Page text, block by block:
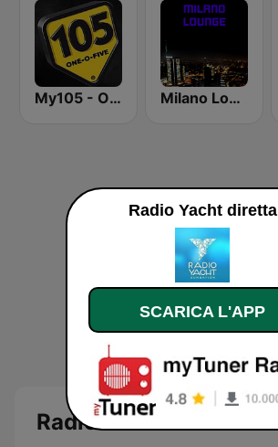
My105 - Original Milano Lounge
Radio Yacht
Radio Yacht diretta
SCARICA L'APP